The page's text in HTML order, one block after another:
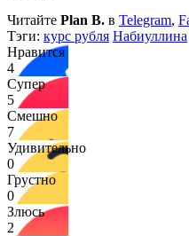
Читайте Plan B. в Telegram,
Тэги: курс рубля Набиуллина
Нравится
4
Супер
5
Смешно
7
Удивительно
0
Грустно
0
Злюсь
2